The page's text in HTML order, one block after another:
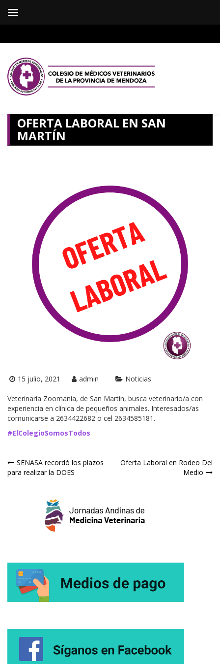
OFERTA LABORAL EN SAN
MARTÍN
15 julio, 2021 admin Noticias
Veterinaria Zoomania, de San Martín, busca veterinario/a con
experiencia en clínica de pequeños animales. Interesados/as
comunicarse a 2634422682 o cel 2634585181.
#ElColegioSomosTodos
Navegación
de
entradas
SENASA recordó los plazos
para realizar la DOES
Oferta Laboral en Rodeo Del
Medio